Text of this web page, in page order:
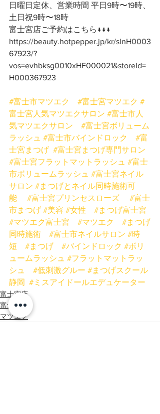
日曜日定休、営業時間 平日9時〜19時、
土日祝9時〜18時
富士宮店ご予約はこちら↓↓↓
https://beauty.hotpepper.jp/kr/slnH0003
67923/?
vos=evhbksg0010xHF000021&storeId=
H000367923
#富士市マツエク #富士宮マツエク #
富士宮人気マツエクサロン #富士市人
気マツエクサロン
#富士宮ボリューム
ラッシュ #富士市バインドロック
#富
士宮まつげ #富士宮まつげ専門サロン
#富士宮フラットマットラッシュ #富士
市ボリュームラッシュ #富士宮ネイル
サロン #まつげとネイル同時施術可
能
#富士宮プリンセスローズ
#富士
市まつげ #美容 #女性
#まつげ富士宮
#マツエク富士宮
#マツエク
#まつげ
同時施術
#富士市ネイルサロン #時
短
#まつげ #バインドロック #ボリ
ュームラッシュ #フラットマットラッ
シュ
#低刺激グルー #まつげスクール
静岡 #ミスアイドールエデュケーター
富士宮店
富士店
マツエク